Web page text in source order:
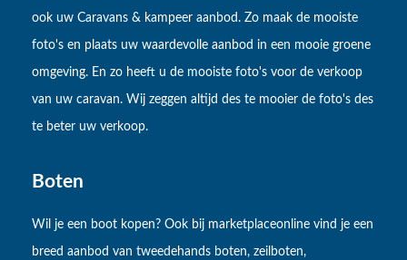
ook uw Caravans & kampeer aanbod. Zo maak de mooiste
foto's en plaats uw waardevolle aanbod in een mooie groene
omgeving. En zo heeft u de mooiste foto's voor de verkoop
van uw caravan. Wij zeggen altijd des te mooier de foto's des
te beter uw verkoop.
Boten
Wil je een boot kopen? Ook bij marketplaceonline vind je een
breed aanbod van tweedehands boten, zeilboten,